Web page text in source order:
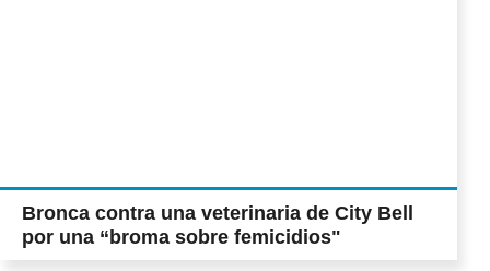
Bronca contra una veterinaria de City Bell
por una “broma sobre femicidios"